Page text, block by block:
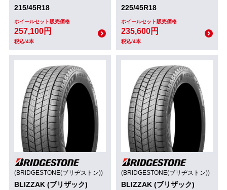
215/45R18
ホイールセット販売価格
257,100円
税込/4本
225/45R18
ホイールセット販売価格
235,600円
税込/4本
(BRIDGESTONE(ブリヂストン))
BLIZZAK (ブリザック)
(BRIDGESTONE(ブリヂストン))
BLIZZAK (ブリザック)